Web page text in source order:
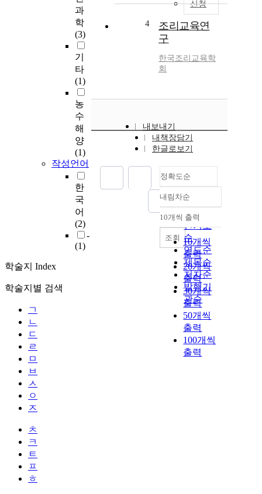
과
학
(3)
기
타
(1)
농
수
해
양
(1)
작성언어
한
국
어
(2)
-
(1)
학술지 Index
학술지별 검색
ㄱ
ㄴ
ㄷ
ㄹ
ㅁ
ㅂ
ㅅ
ㅇ
ㅈ
ㅊ
ㅋ
ㅌ
ㅍ
ㅎ
신청
4
조리교육연
구
한국조리교육학
회
내보내기
내책장담기
한글로보기
정확도순
정확도
순
인기도
순
연도순
제목순
저자순
발행기
관순
내림차순
내림차순
10개씩 출력
10개씩
출력
20개씩
출력
30개씩
출력
50개씩
출력
100개씩
출력
조회